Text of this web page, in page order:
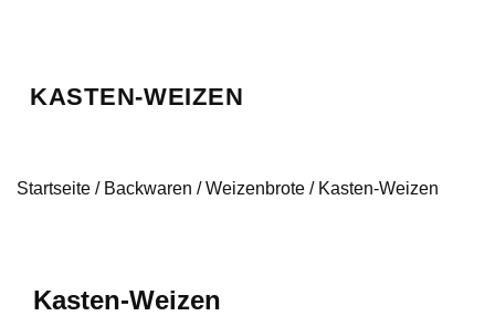
KASTEN-WEIZEN
Startseite / Backwaren /Weizenbrote / Kasten-Weizen
Kasten-Weizen